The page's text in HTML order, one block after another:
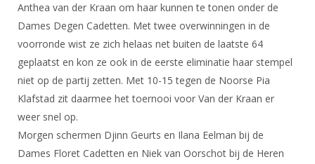
Evenement
Website
Gebruiksvoorwaarden
Handleiding
Historie
Sponsors en Partners
Organisatie
Bestuur
Commissies
Ereleden
Lichtzwaardschermen
Wedstrijdsport
Ranglijsten
Inschrijven
Reglementen
NK's
Oranje
DBT
FBT
SBT
Talentontwikkeling
Spreekbeurtpakket
Ouders en vereniging
Jeugdkampen
Brassardsysteem
Voor coaches en leraren
Nieuws
Forums
Schermforum
Nieuws
Zoek Vereniging
NK organiseren
Anthea van der Kraan om haar kunnen te tonen onder de
Dames Degen Cadetten. Met twee overwinningen in de
voorronde wist ze zich helaas net buiten de laatste 64
geplaatst en kon ze ook in de eerste eliminatie haar stempel
niet op de partij zetten. Met 10-15 tegen de Noorse Pia
Klafstad zit daarmee het toernooi voor Van der Kraan er
weer snel op.
Morgen schermen Djinn Geurts en Ilana Eelman bij de
Dames Floret Cadetten en Niek van Oorschot bij de Heren